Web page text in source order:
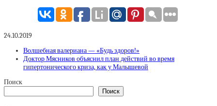
24.10.2019
Волшебная валериана — «Будь здоров!»
Доктор Мясников объяснил план действий во время
гипертонического криза, как у Малышевой
Поиск
Поиск